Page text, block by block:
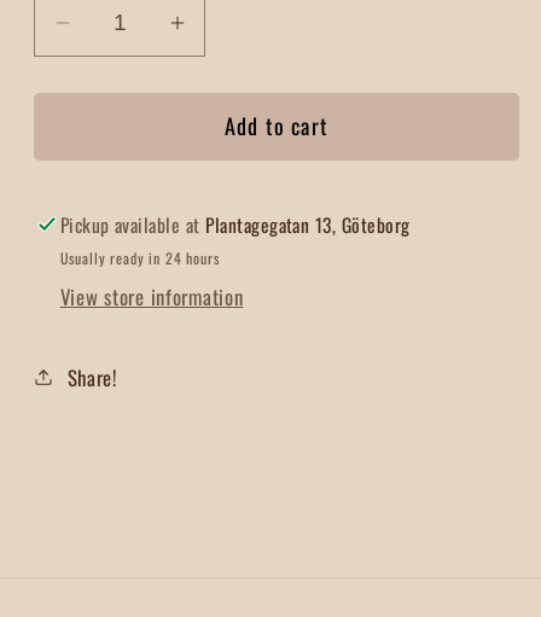
Decrease
for
Thai
med
kärna
Increase
for
Chili
Thai
med
kärna
Add to cart
Pickup available at Plantagegatan 13, Göteborg
Usually ready in 24 hours
View store information
Share!